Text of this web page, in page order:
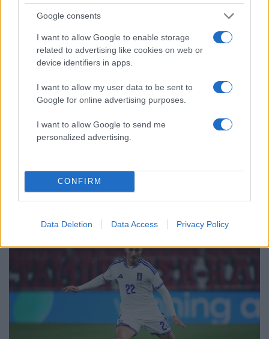
Google consents
I want to allow Google to enable storage
related to advertising like cookies on web or
device identifiers in apps.
I want to allow my user data to be sent to
Google for online advertising purposes.
I want to allow Google to send me
personalized advertising.
CONFIRM
Data Deletion Data Access Privacy Policy
Στην Κρήτη ο Κυριάκος Μητσοτάκης,
συνεχίζει τις ολιγοήμερες διακοπές του –
ΕΛΑΣ: Ο Αλέξης Δέδες ο πρώτος
υποψήφιος βουλευτής του κόμματος –
Από τα διοικητικά της ΑΕΚ στην πολιτική
Σούπερ μάρκετ: Νέες μειώσεις τιμών –
916 προϊόντα στην εθνική πρωτοβουλία,
ανάμεσά τους 130 σχολικά
Αθλητικά: